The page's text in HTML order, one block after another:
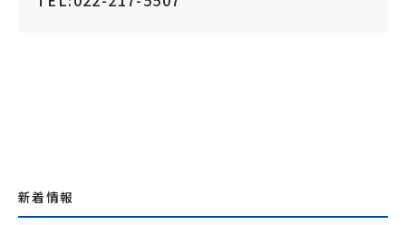
新着情報